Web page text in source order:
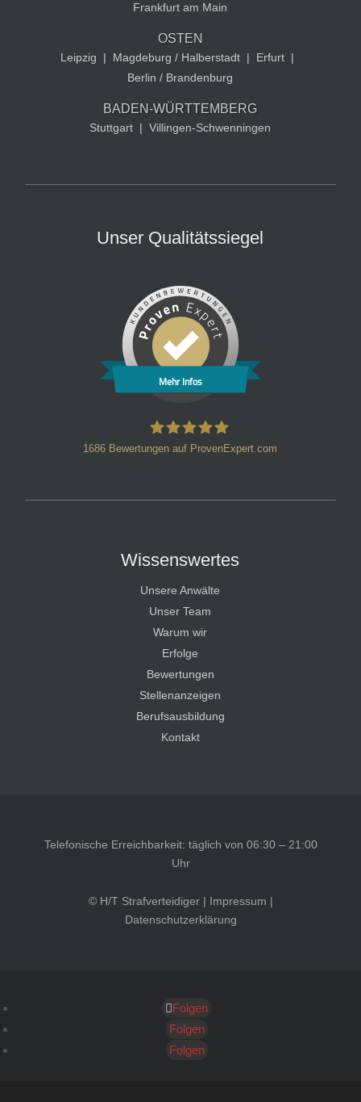
Frankfurt am Main
OSTEN
Leipzig | Magdeburg / Halberstadt | Erfurt |
Berlin / Brandenburg
BADEN-WÜRTTEMBERG
Stuttgart | Villingen-Schwenningen
Unser Qualitätssiegel
Mehr Infos
1686 Bewertungen auf ProvenExpert.com
Wissenswertes
Unsere Anwälte
Unser Team
Warum wir
Erfolge
Bewertungen
Stellenanzeigen
Berufsausbildung
Kontakt
Telefonische Erreichbarkeit: täglich von 06:30 – 21:00
Uhr
© H/T Strafverteidiger | Impressum |
Datenschutzerklärung
Folgen
Folgen
Folgen
Kundenbewertungen und Erfahrungen zu
SEHR GUT